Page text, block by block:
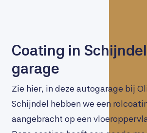
Coating in
garage
Zie hier, in deze autogarage bij
Schijndel hebben we een
aangebracht op een